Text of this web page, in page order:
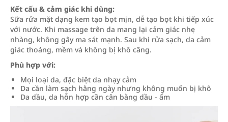
Kết cấu & cảm giác khi dùng:
Sữa rửa mặt dạng kem tạo bọt mịn, dễ tạo bọt khi tiếp xúc
với nước. Khi massage trên da mang lại cảm giác nhẹ
nhàng, không gây ma sát mạnh. Sau khi rửa sạch, da cảm
giác thoáng, mềm và không bị khô căng.
Phù hợp với:
Mọi loại da, đặc biệt da nhạy cảm
Da cần làm sạch hằng ngày nhưng không muốn bị khô
Da dầu, da hỗn hợp cần cân bằng dầu - ẩm